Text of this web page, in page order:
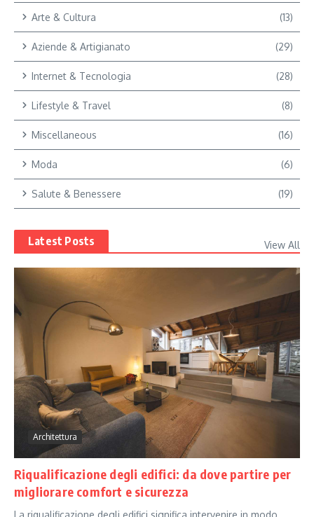
Arte & Cultura (13)
Aziende & Artigianato (29)
Internet & Tecnologia (28)
Lifestyle & Travel (8)
Miscellaneous (16)
Moda (6)
Salute & Benessere (19)
Latest Posts View All
Architettura
Riqualificazione degli edifici: da dove partire per
migliorare comfort e sicurezza
La riqualificazione degli edifici significa intervenire in modo